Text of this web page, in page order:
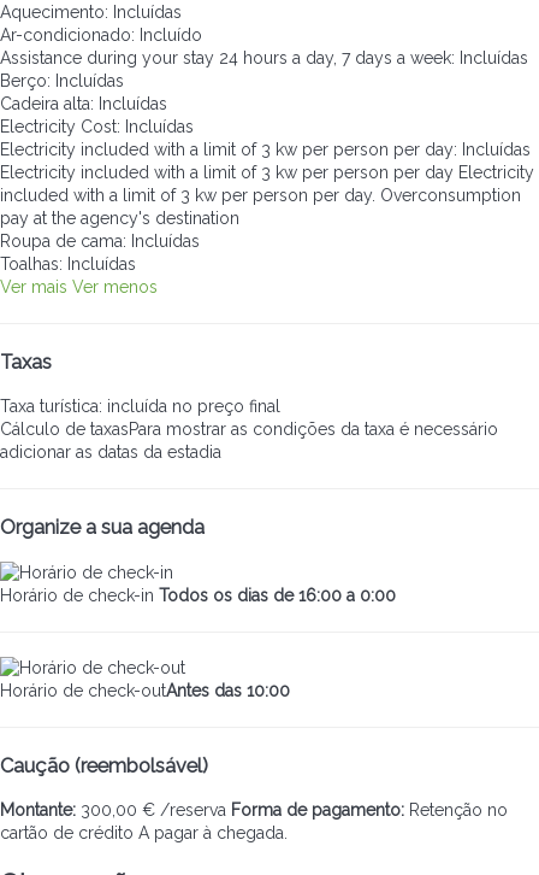
Aquecimento: Incluídas
Ar-condicionado: Incluído
Assistance during your stay 24 hours a day, 7 days a week: Incluídas
Berço: Incluídas
Cadeira alta: Incluídas
Electricity Cost: Incluídas
Electricity included with a limit of 3 kw per person per day: Incluídas
Electricity included with a limit of 3 kw per person per day Electricity
included with a limit of 3 kw per person per day. Overconsumption
pay at the agency's destination
Roupa de cama: Incluídas
Toalhas: Incluídas
Ver mais Ver menos
Taxas
Taxa turística: incluída no preço final
Cálculo de taxasPara mostrar as condições da taxa é necessário
adicionar as datas da estadia
Organize a sua agenda
Horário de check-in Todos os dias de 16:00 a 0:00
Horário de check-outAntes das 10:00
Caução (reembolsável)
Montante: 300,00 € /reserva Forma de pagamento: Retenção no
cartão de crédito A pagar à chegada.